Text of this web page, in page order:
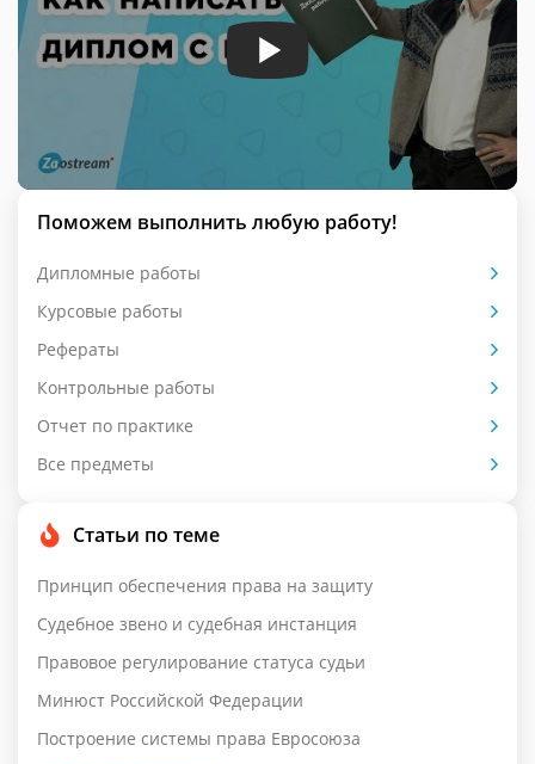
Поможем выполнить любую работу!
Дипломные работы
Курсовые работы
Рефераты
Контрольные работы
Отчет по практике
Все предметы
Статьи по теме
Принцип обеспечения права на защиту
Судебное звено и судебная инстанция
Правовое регулирование статуса судьи
Минюст Российской Федерации
Построение системы права Евросоюза